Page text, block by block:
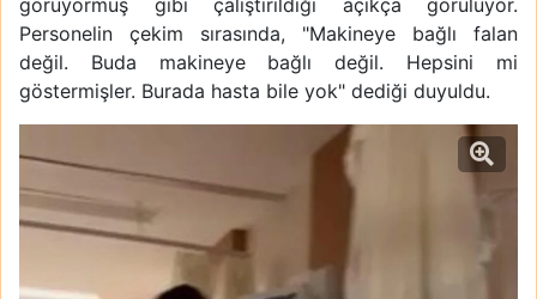
görüyormuş gibi çalıştırıldığı açıkça görülüyor.
Personelin çekim sırasında, "Makineye bağlı falan
değil. Buda makineye bağlı değil. Hepsini mi
göstermişler. Burada hasta bile yok" dediği duyuldu.